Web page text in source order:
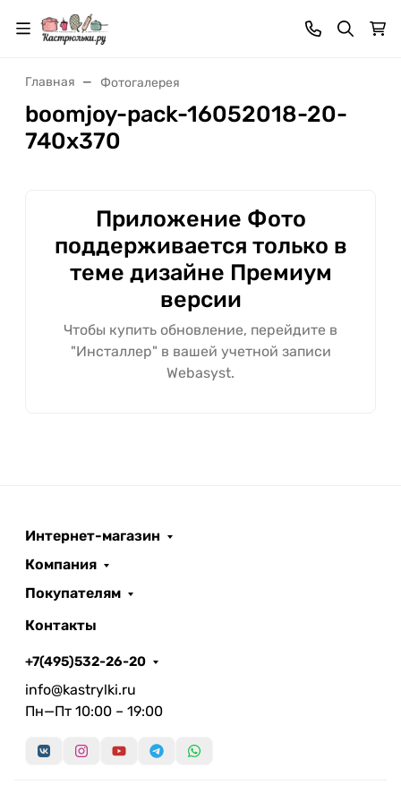
Главная Фотогалерея
boomjoy-pack-16052018-20-
740x370
Приложение Фото
поддерживается только в
теме дизайне Премиум
версии
Чтобы купить обновление, перейдите в
"Инсталлер" в вашей учетной записи
Webasyst.
Интернет-магазин
Компания
Покупателям
Контакты
+7(495)532-26-20
info@kastrylki.ru
Пн—Пт 10:00 – 19:00